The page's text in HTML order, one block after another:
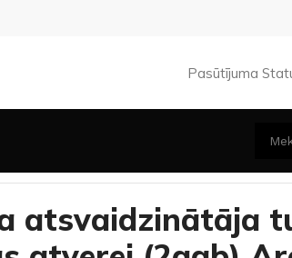
Pasūtījuma
atsvaidzinātāja